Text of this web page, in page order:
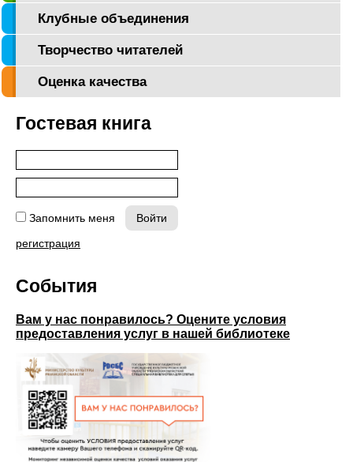
Клубные объединения
Творчество читателей
Оценка качества
Гостевая книга
Запомнить меня
регистрация
События
Вам у нас понравилось? Оцените условия
предоставления услуг в нашей библиотеке